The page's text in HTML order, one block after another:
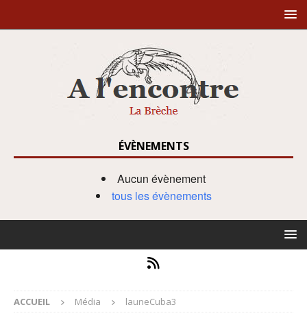
ÉVÈNEMENTS
Aucun évènement
tous les évènements
ACCUEIL Média launeCuba3